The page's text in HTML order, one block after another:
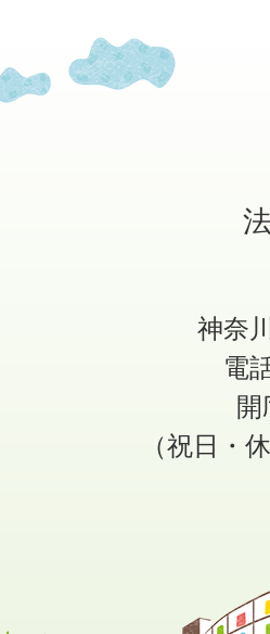
神奈
電
（祝日・